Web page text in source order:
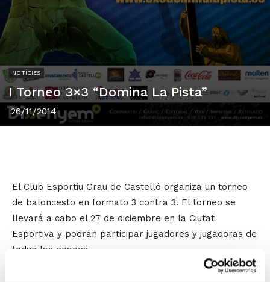
NOTÍCIES
I Torneo 3×3 “Domina La Pista”
26/11/2014
El Club Esportiu Grau de Castelló organiza un torneo
de baloncesto en formato 3 contra 3. El torneo se
llevará a cabo el 27 de diciembre en la Ciutat
Esportiva y podrán participar jugadores y jugadoras de
todas las edades.
nace con la